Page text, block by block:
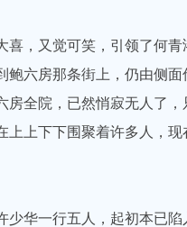
，又觉可笑，引领了何青
鲍六房那条街上，仍由侧面
房全院，已然悄寂无人了，
上上下下围聚着许多人，现
华一行五人，起初本已陷